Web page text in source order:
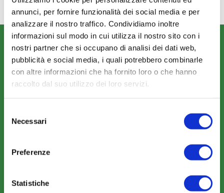
annunci, per fornire funzionalità dei social media e per
analizzare il nostro traffico. Condividiamo inoltre
informazioni sul modo in cui utilizza il nostro sito con i
nostri partner che si occupano di analisi dei dati web,
pubblicità e social media, i quali potrebbero combinarle
con altre informazioni che ha fornito loro o che hanno
raccolto dal suo utilizzo dei loro servizi.
delNecessari
Preferenze
Statistiche
CHI SIAMO
Fondo FonARCom
Le Parti Sociali
Perché scegliere FonARCom